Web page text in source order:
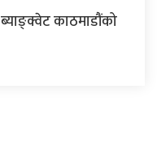
काठमाडौंको